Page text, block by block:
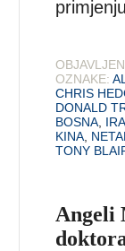
OZNAKE:
CHRIS
DONALD
BOSNA
KINA
TONY
Angeli